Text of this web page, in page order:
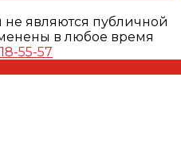
не являются публичной
в любое время
55-57